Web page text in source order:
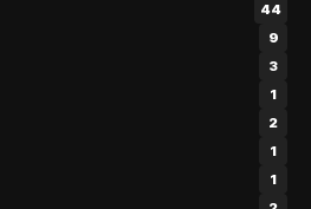
44
9
3
1
2
1
1